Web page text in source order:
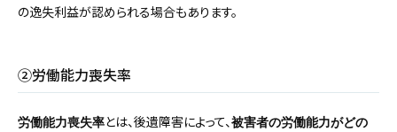
の逸失利益が認められる場合もあります。
②労働能力喪失率
労働能力喪失率とは、後遺障害によって、 被害者の労働能力がどの